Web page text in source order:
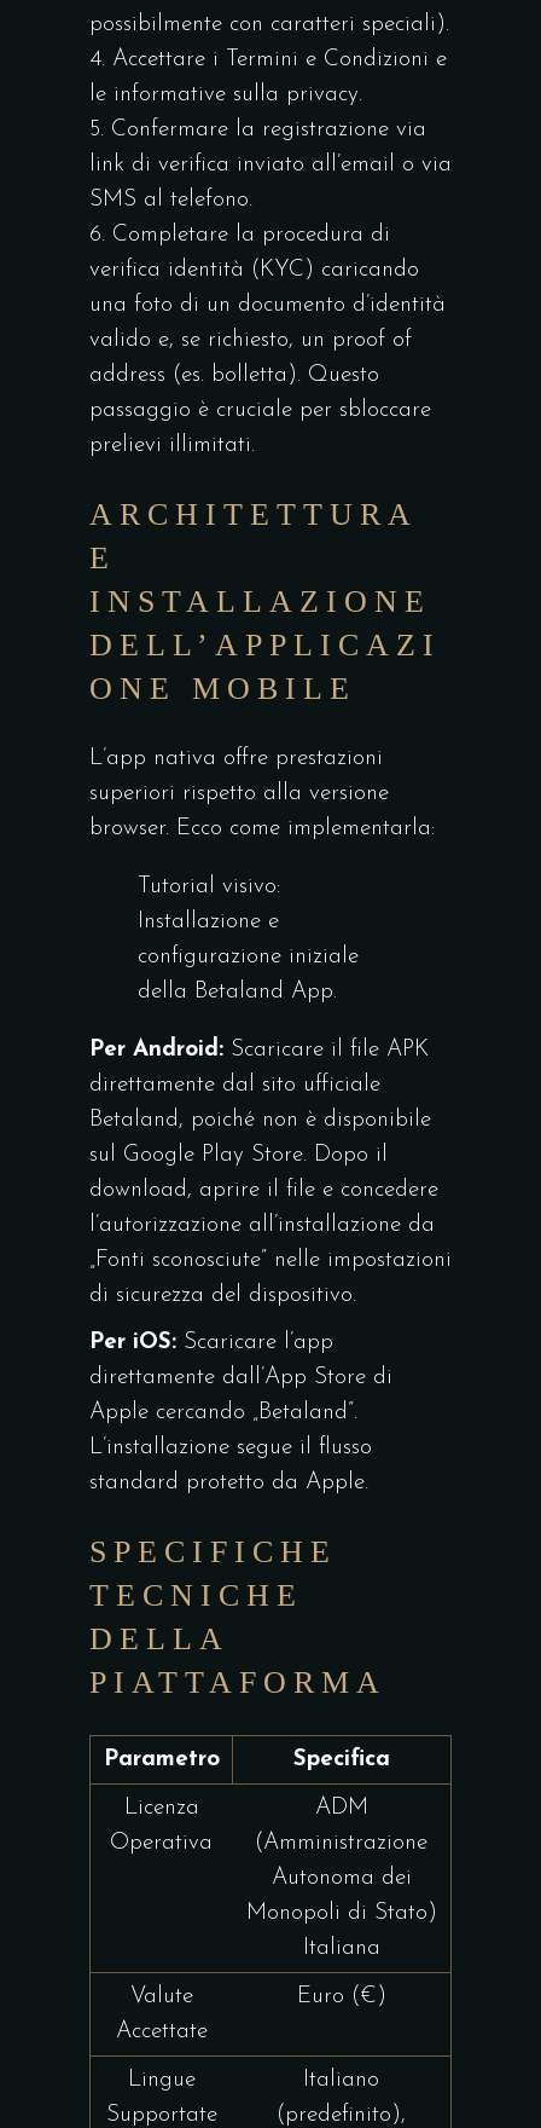
possibilmente con caratteri speciali).
Accettare i Termini e Condizioni e
le informative sulla privacy.
Confermare la registrazione via
link di verifica inviato all’email o via
SMS al telefono.
Completare la procedura di
verifica identità (KYC) caricando
una foto di un documento d’identità
valido e, se richiesto, un proof of
address (es. bolletta). Questo
passaggio è cruciale per sbloccare
prelievi illimitati.
ARCHITETTURA
E
INSTALLAZIONE
DELL’APPLICAZI
ONE MOBILE
L’app nativa offre prestazioni
superiori rispetto alla versione
browser. Ecco come implementarla:
Tutorial visivo:
Installazione e
configurazione iniziale
della Betaland App.
Per Android: Scaricare il file APK
direttamente dal sito ufficiale
Betaland, poiché non è disponibile
sul Google Play Store. Dopo il
download, aprire il file e concedere
l’autorizzazione all’installazione da
„Fonti sconosciute” nelle impostazioni
di sicurezza del dispositivo.
Per iOS: Scaricare l’app
direttamente dall’App Store di
Apple cercando „Betaland”.
L’installazione segue il flusso
standard protetto da Apple.
SPECIFICHE
TECNICHE
DELLA
PIATTAFORMA
Parametro Specifica
Licenza
Operativa
ADM
(Amministrazione
Autonoma dei
Monopoli di Stato)
Italiana
Valute
Accettate
Euro (€)
Lingue
Supportate
Italiano
(predefinito),